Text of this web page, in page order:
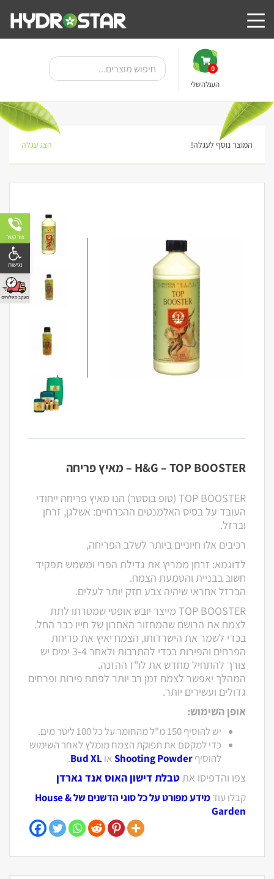
0
העגלה שלי
המוצר נוסף לעגלה! הצג עגלה
H&G – TOP BOOSTER – מאיץ פריחה
TOP BOOSTER (טופ בוסטר) הנו מאיץ פריחה ייחודי
העובד על בסיס האלמנטים ההכרחיים: אשלגן, זרחן
וברזל.
רכיבים אלו חיוניים ביותר לשלב הפריחה,
לדוגמא: זרחן ממריץ את גדילת הפרי ומשמש תפקיד
חשוב בבניית והטמעת הצמח.
הברזל אחראי שיהיה צבע חזק יותר לעלים.
TOP BOOSTER מייצר יובש אופטי שמטרתו לתת
לצמח את הרושם שהמחזור האחרון של חייו כבר החל.
בכדי לשמר את הישרדותו, הצמח יאיץ את פריחת
הפרחים והפירות בכדי להתרבות ולאחר 3-4 ימים יש
צורך להתחיל מחדש את לו"ז ההזנה.
המהלך יאפשר לצמח זמן רב יותר לפתח פירות ופרחים
גדולים ועשירים יותר.
אופן השימוש:
יש להוסיף 150 מ"ל מהחומר על כל 100 ליטר מים.
כדי למקסם את תפוקת הצמח מומלץ לאחר השימוש
להוסיףShooting PowderאוBud XL
.
צפו והדפיסו אתטבלת דישון האוס אנד גארדן
קבלו עוד
מידע מפורט על כל סוגי הדשנים של House &
Garden
צור קשר